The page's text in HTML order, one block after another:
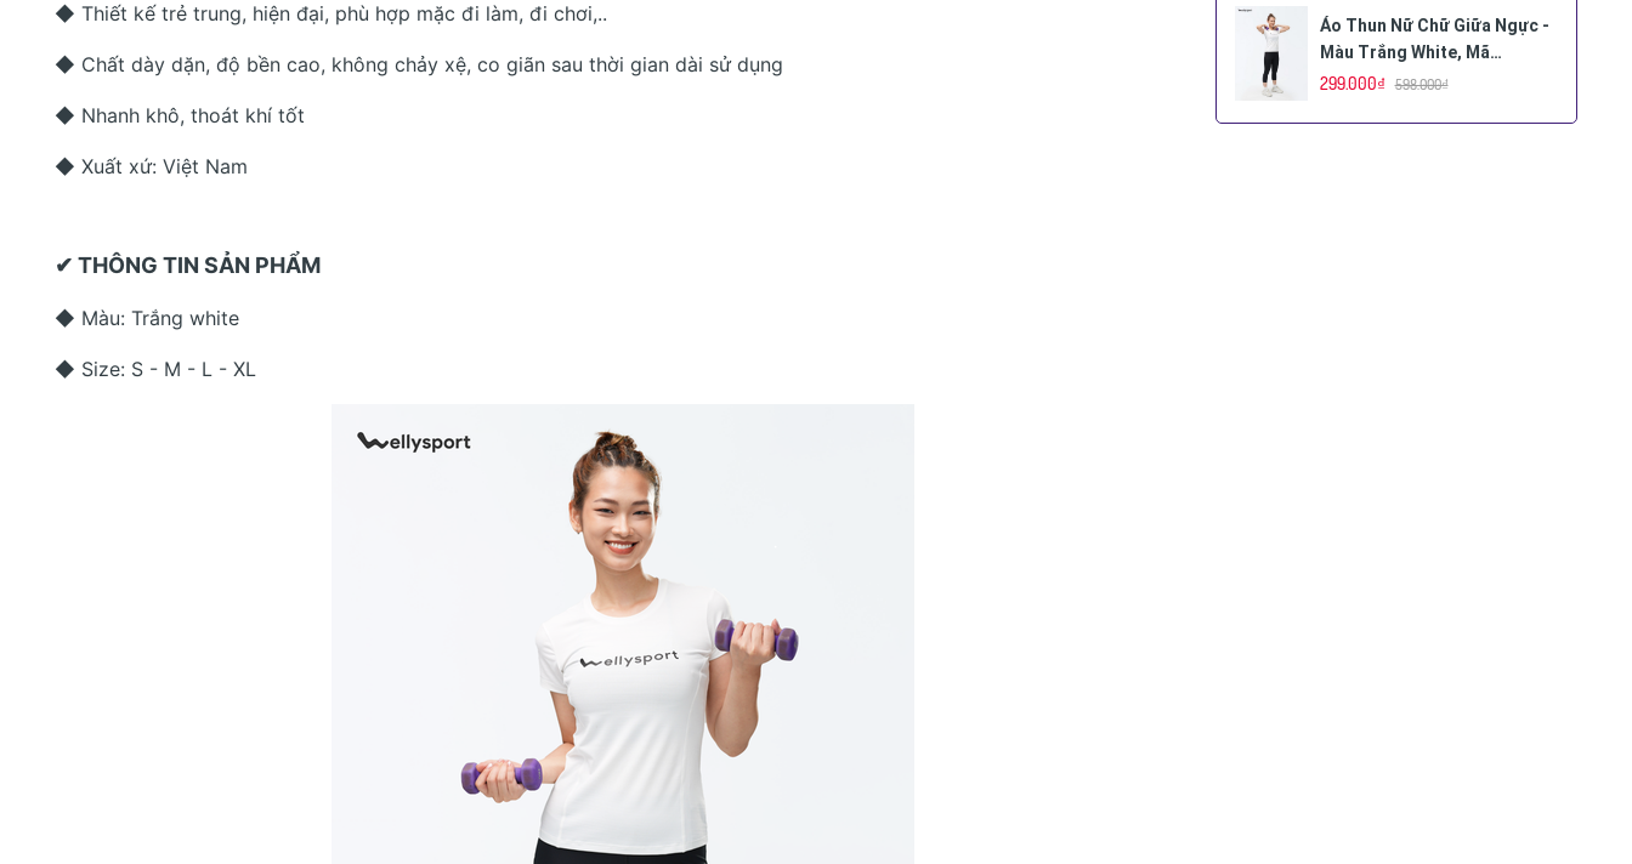
◆ Thiết kế trẻ trung, hiện đại, phù hợp mặc đi làm, đi chơi,..
◆ Chất dày dặn, độ bền cao, không chảy xệ, co giãn sau thời gian dài sử dụng
◆ Nhanh khô, thoát khí tốt
◆ Xuất xứ: Việt Nam
✔ THÔNG TIN SẢN PHẨM
◆ Màu: Trắng white
◆ Size: S - M - L - XL
Áo Thun Nữ Chữ Giữa Ngực -
Màu Trắng White, Mã
ANCN01
299.000₫ 598.000₫